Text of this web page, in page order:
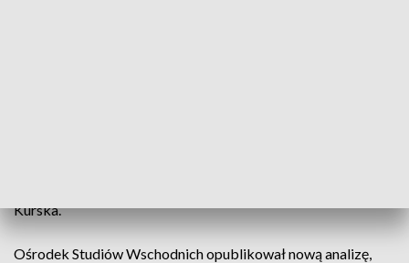
Kurska.
Ośrodek Studiów Wschodnich opublikował nową analizę,